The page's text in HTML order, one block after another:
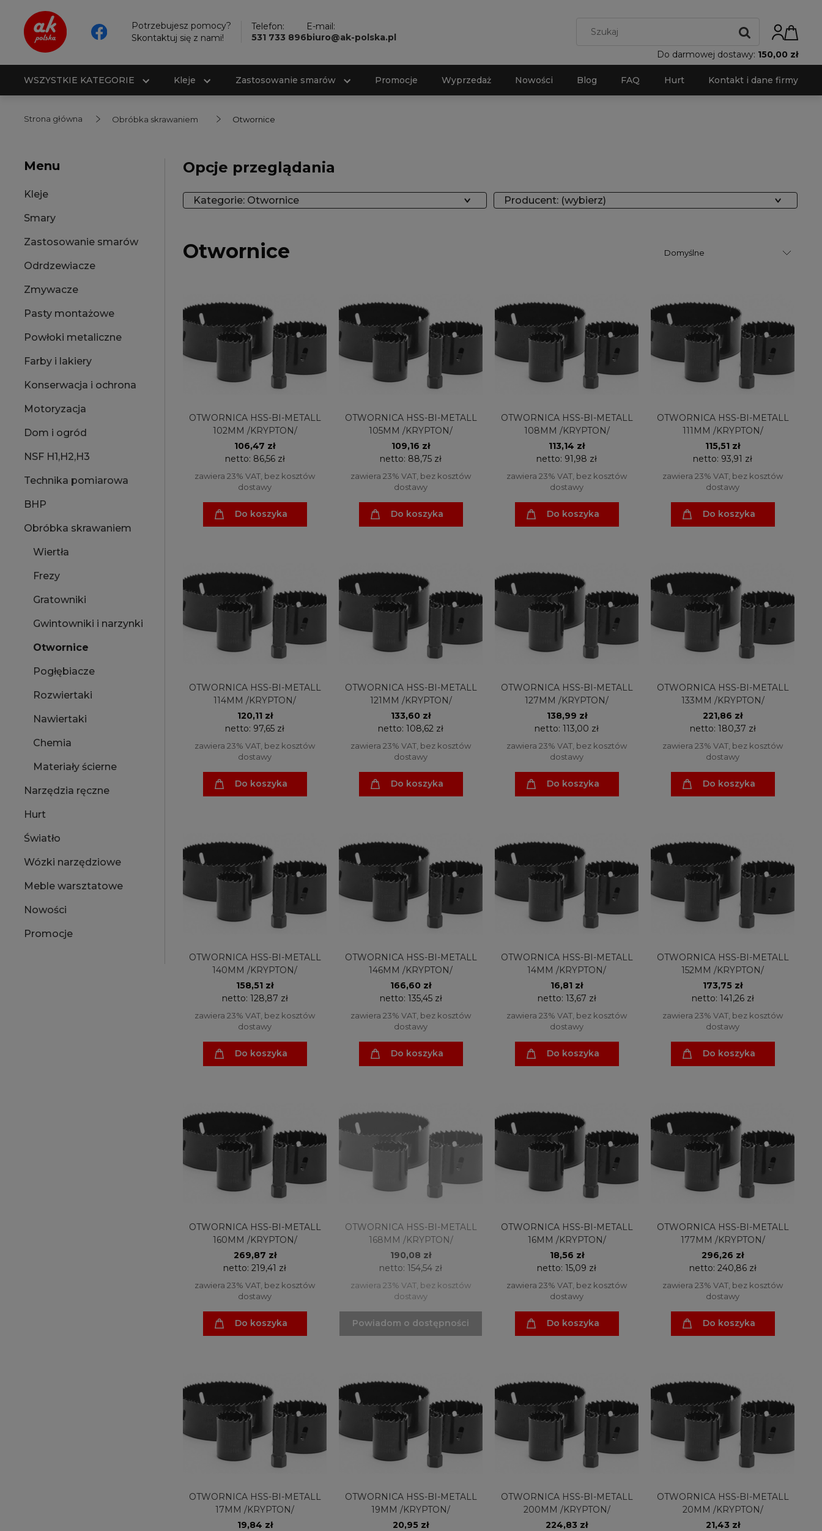
Potrzebujesz pomocy?
Skontaktuj się z nami!
Telefon:
531 733 896
E-mail:
biuro@ak-polska.pl
Do darmowej dostawy: 150,00 zł
WSZYSTKIE KATEGORIE Kleje Zastosowanie smarów Promocje Wyprzedaż Nowości Blog FAQ Hurt Kontakt i dane firmy
Strona główna Obróbka skrawaniem Otwornice
Menu
Kleje
Smary
Zastosowanie smarów
Odrdzewiacze
Zmywacze
Pasty montażowe
Powłoki metaliczne
Farby i lakiery
Konserwacja i ochrona
Motoryzacja
Dom i ogród
NSF H1,H2,H3
Technika pomiarowa
BHP
Obróbka skrawaniem
Wiertła
Frezy
Gratowniki
Gwintowniki i narzynki
Otwornice
Pogłębiacze
Rozwiertaki
Nawiertaki
Chemia
Materiały ścierne
Narzędzia ręczne
Hurt
Światło
Wózki narzędziowe
Meble warsztatowe
Nowości
Promocje
Opcje przeglądania
Kategorie: Otwornice Producent: (wybierz)
Otwornice
OTWORNICA HSS-BI-METALL
102MM /KRYPTON/
106,47 zł
netto: 86,56 zł
zawiera 23% VAT, bez kosztów
dostawy
Do koszyka
OTWORNICA HSS-BI-METALL
105MM /KRYPTON/
109,16 zł
netto: 88,75 zł
zawiera 23% VAT, bez kosztów
dostawy
Do koszyka
OTWORNICA HSS-BI-METALL
108MM /KRYPTON/
113,14 zł
netto: 91,98 zł
zawiera 23% VAT, bez kosztów
dostawy
Do koszyka
OTWORNICA HSS-BI-METALL
111MM /KRYPTON/
115,51 zł
netto: 93,91 zł
zawiera 23% VAT, bez kosztów
dostawy
Do koszyka
OTWORNICA HSS-BI-METALL
114MM /KRYPTON/
120,11 zł
netto: 97,65 zł
zawiera 23% VAT, bez kosztów
dostawy
Do koszyka
OTWORNICA HSS-BI-METALL
121MM /KRYPTON/
133,60 zł
netto: 108,62 zł
zawiera 23% VAT, bez kosztów
dostawy
Do koszyka
OTWORNICA HSS-BI-METALL
127MM /KRYPTON/
138,99 zł
netto: 113,00 zł
zawiera 23% VAT, bez kosztów
dostawy
Do koszyka
OTWORNICA HSS-BI-METALL
133MM /KRYPTON/
221,86 zł
netto: 180,37 zł
zawiera 23% VAT, bez kosztów
dostawy
Do koszyka
OTWORNICA HSS-BI-METALL
140MM /KRYPTON/
158,51 zł
netto: 128,87 zł
zawiera 23% VAT, bez kosztów
dostawy
Do koszyka
OTWORNICA HSS-BI-METALL
146MM /KRYPTON/
166,60 zł
netto: 135,45 zł
zawiera 23% VAT, bez kosztów
dostawy
Do koszyka
OTWORNICA HSS-BI-METALL
14MM /KRYPTON/
16,81 zł
netto: 13,67 zł
zawiera 23% VAT, bez kosztów
dostawy
Do koszyka
OTWORNICA HSS-BI-METALL
152MM /KRYPTON/
173,75 zł
netto: 141,26 zł
zawiera 23% VAT, bez kosztów
dostawy
Do koszyka
OTWORNICA HSS-BI-METALL
160MM /KRYPTON/
269,87 zł
netto: 219,41 zł
zawiera 23% VAT, bez kosztów
dostawy
Do koszyka
OTWORNICA HSS-BI-METALL
168MM /KRYPTON/
190,08 zł
netto: 154,54 zł
zawiera 23% VAT, bez kosztów
dostawy
Powiadom o dostępności
OTWORNICA HSS-BI-METALL
16MM /KRYPTON/
18,56 zł
netto: 15,09 zł
zawiera 23% VAT, bez kosztów
dostawy
Do koszyka
OTWORNICA HSS-BI-METALL
177MM /KRYPTON/
296,26 zł
netto: 240,86 zł
zawiera 23% VAT, bez kosztów
dostawy
Do koszyka
OTWORNICA HSS-BI-METALL
17MM /KRYPTON/
19,84 zł
OTWORNICA HSS-BI-METALL
19MM /KRYPTON/
20,95 zł
OTWORNICA HSS-BI-METALL
200MM /KRYPTON/
224,83 zł
OTWORNICA HSS-BI-METALL
20MM /KRYPTON/
21,43 zł